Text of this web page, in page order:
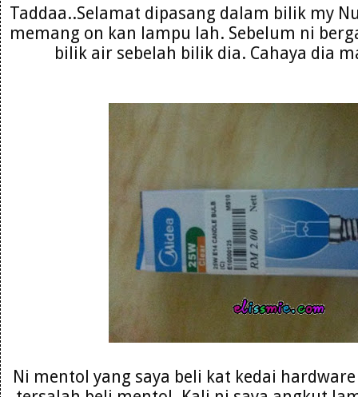
Taddaa..Selamat dipasang dalam bilik my
memang on kan lampu lah. Sebelum ni
bilik air sebelah bilik dia. Cahaya dia
Ni mentol yang saya beli kat kedai